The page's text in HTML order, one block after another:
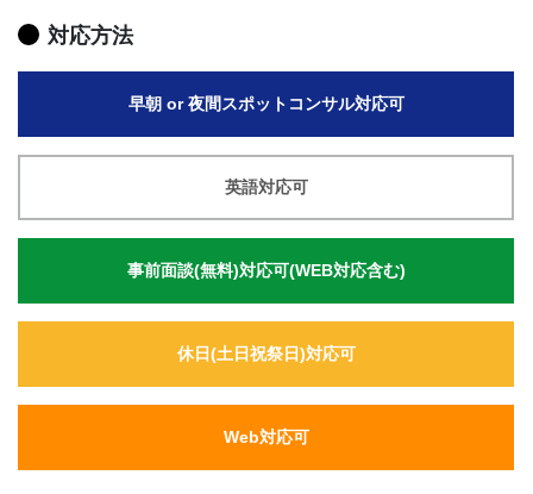
対応方法
早朝 or 夜間スポットコンサル対応可
英語対応可
事前面談(無料)対応可(WEB対応含む)
休日(土日祝祭日)対応可
Web対応可